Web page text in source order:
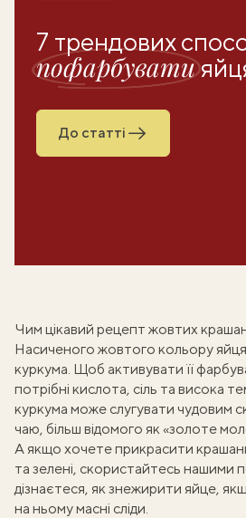
7 трендових
пофарбувати
До статті
Чим цікавий рецепт жовтих
Насиченого жовтого кольору
куркума. Щоб активувати її
потрібні кислота, сіль та висока
куркума може слугувати чудовим
чаю, більш відомого як «золоте
А якщо хочетеприкрасити
та зелені, скористайтесь нашими
дізнаєтеся, як знежирити яйце,
на ньому масні сліди.